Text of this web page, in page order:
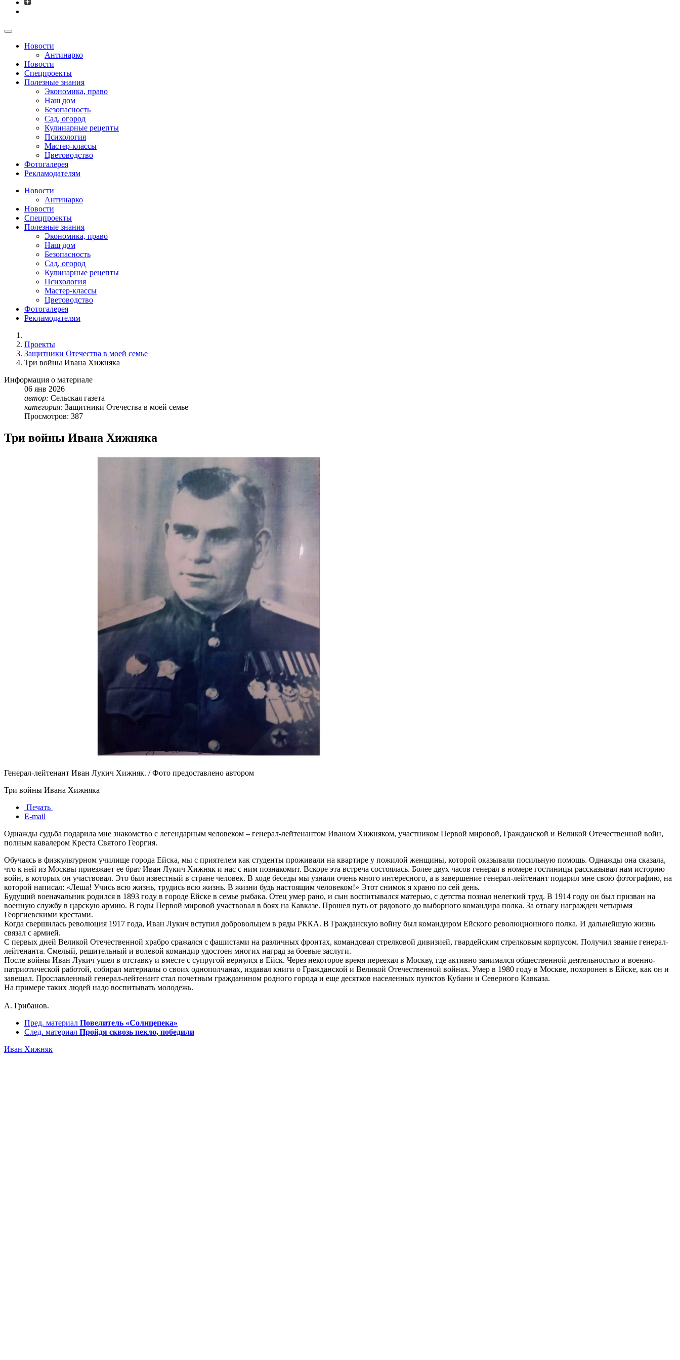
Новости
Антинарко
Новости
Спецпроекты
Полезные знания
Экономика, право
Наш дом
Безопасность
Сад, огород
Кулинарные рецепты
Психология
Мастер-классы
Цветоводство
Фотогалерея
Рекламодателям
Новости
Антинарко
Новости
Спецпроекты
Полезные знания
Экономика, право
Наш дом
Безопасность
Сад, огород
Кулинарные рецепты
Психология
Мастер-классы
Цветоводство
Фотогалерея
Рекламодателям
Проекты
Защитники Отечества в моей семье
Три войны Ивана Хижняка
Информация о материале
06 янв 2026
автор: Сельская газета
категория: Защитники Отечества в моей семье
Просмотров: 387
Три войны Ивана Хижняка
Генерал-лейтенант Иван Лукич Хижняк. / Фото предоставлено автором
Три войны Ивана Хижняка
Печать
E-mail
Однажды судьба подарила мне знакомство с легендарным человеком – генерал-лейтенантом Иваном Хижняком, участником Первой мировой, Гражданской и Великой Отечественной войн,
полным кавалером Креста Святого Георгия.
Обучаясь в физкультурном училище города Ейска, мы с приятелем как студенты проживали на квартире у пожилой женщины, которой оказывали посильную помощь. Однажды она сказала,
что к ней из Москвы приезжает ее брат Иван Лукич Хижняк и нас с ним познакомит. Вскоре эта встреча состоялась. Более двух часов генерал в номере гостиницы рассказывал нам историю
войн, в которых он участвовал. Это был известный в стране человек. В ходе беседы мы узнали очень много интересного, а в завершение генерал-лейтенант подарил мне свою фотографию, на
которой написал: «Леша! Учись всю жизнь, трудись всю жизнь. В жизни будь настоящим человеком!» Этот снимок я храню по сей день.
Будущий военачальник родился в 1893 году в городе Ейске в семье рыбака. Отец умер рано, и сын воспитывался матерью, с детства познал нелегкий труд. В 1914 году он был призван на
военную службу в царскую армию. В годы Первой мировой участвовал в боях на Кавказе. Прошел путь от рядового до выборного командира полка. За отвагу награжден четырьмя
Георгиевскими крестами.
Когда свершилась революция 1917 года, Иван Лукич вступил добровольцем в ряды РККА. В Гражданскую войну был командиром Ейского революционного полка. И дальнейшую жизнь
связал с армией.
С первых дней Великой Отечественной храбро сражался с фашистами на различных фронтах, командовал стрелковой дивизией, гвардейским стрелковым корпусом. Получил звание генерал-
лейтенанта. Смелый, решительный и волевой командир удостоен многих наград за боевые заслуги.
После войны Иван Лукич ушел в отставку и вместе с супругой вернулся в Ейск. Через некоторое время переехал в Москву, где активно занимался общественной деятельностью и военно-
патриотической работой, собирал материалы о своих однополчанах, издавал книги о Гражданской и Великой Отечественной войнах. Умер в 1980 году в Москве, похоронен в Ейске, как он и
завещал. Прославленный генерал-лейтенант стал почетным гражданином родного города и еще десятков населенных пунктов Кубани и Северного Кавказа.
На примере таких людей надо воспитывать молодежь.
А. Грибанов.
Пред. материал Повелитель «Солнцепека»
След. материал Пройдя сквозь пекло, победили
Иван Хижняк